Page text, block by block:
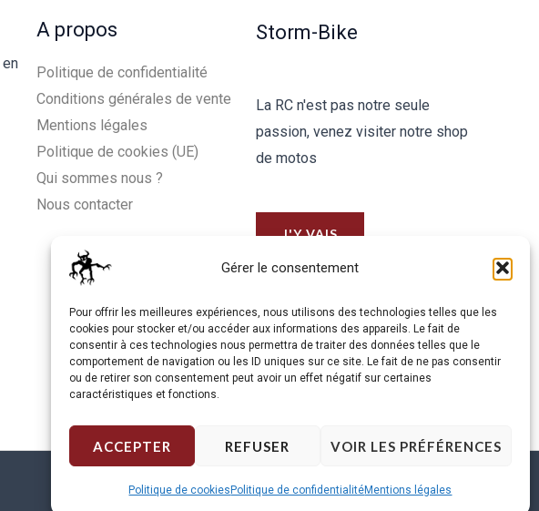
Gérer le consentement
Pour offrir les meilleures expériences, nous utilisons des technologies telles que les
cookies pour stocker et/ou accéder aux informations des appareils. Le fait de
consentir à ces technologies nous permettra de traiter des données telles que le
comportement de navigation ou les ID uniques sur ce site. Le fait de ne pas consentir
ou de retirer son consentement peut avoir un effet négatif sur certaines
caractéristiques et fonctions.
ACCEPTER REFUSER VOIR LES PRÉFÉRENCES
Politique de cookies Politique de confidentialitéMentions légales
A propos
Politique de confidentialité
Conditions générales de vente
Mentions légales
Politique de cookies (UE)
Qui sommes nous ?
Nous contacter
Storm-Bike
La RC n'est pas notre seule
passion, venez visiter notre shop
de motos
J'Y VAIS